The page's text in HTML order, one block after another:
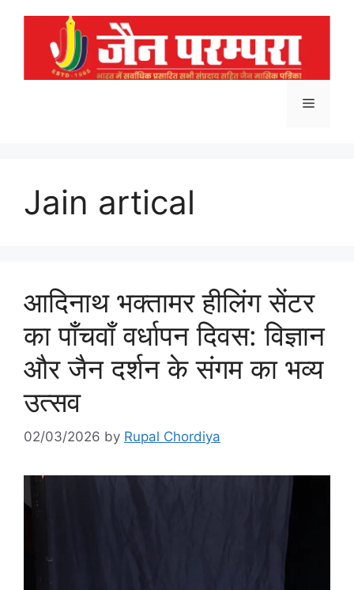
Menu
Jain artical
आदिनाथ भक्तामर हीलिंग सेंटर
का पाँचवाँ वर्धापन दिवस: विज्ञान
और जैन दर्शन के संगम का भव्य
उत्सव
02/03/2026 by Rupal Chordiya